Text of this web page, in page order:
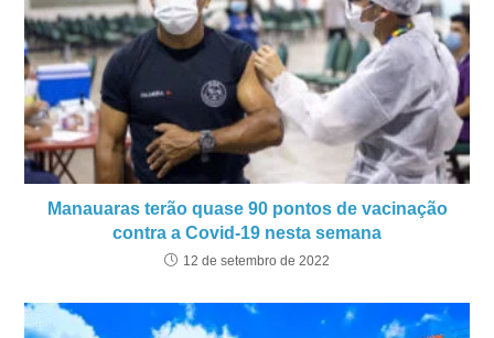
Manauaras terão quase 90 pontos de vacinação
contra a Covid-19 nesta semana
12 de setembro de 2022